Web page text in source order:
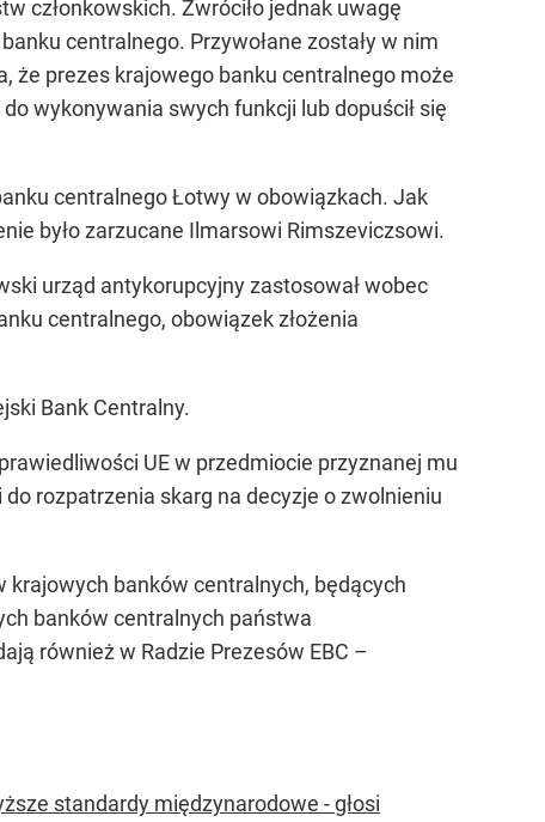
członkowskich. Zwróciło jednak uwagę
centralnego. Przywołane zostały w nim
że prezes krajowego banku centralnego może
wykonywania swych funkcji lub dopuścił się
centralnego Łotwy w obowiązkach. Jak
było zarzucane Ilmarsowi Rimszeviczsowi.
urząd antykorupcyjny zastosował wobec
centralnego, obowiązek złożenia
Bank Centralny.
UE w przedmiocie przyznanej mu
rozpatrzenia skarg na decyzje o zwolnieniu
krajowych banków centralnych, będących
banków centralnych państwa
również w Radzie Prezesów EBC –
standardy międzynarodowe - głosi